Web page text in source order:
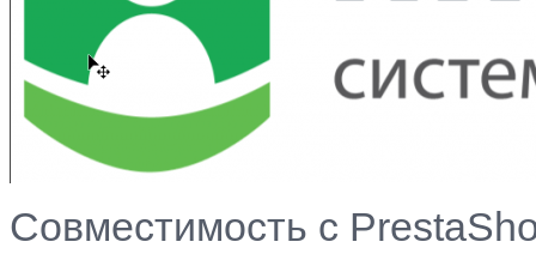
Совместимость с